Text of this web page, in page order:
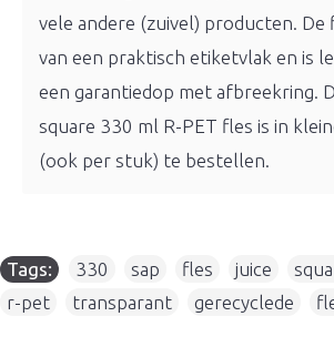
vele andere (zuivel) producten. De
van een praktisch etiketvlak en is
een garantiedop met afbreekring.
square 330 ml R-PET fles is in
(ook per stuk) te bestellen.
Tags: 330 sap fles juice
r-pet
transparant gerecyclede